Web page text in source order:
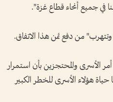
في جميع أنحاء قطاع غزة".
وتتهرب" من دفع ثمن هذا الاتفاق.
الأسرى والمحتجزين بأن استمرار
هؤلاء الأسرى للخطر الكبير